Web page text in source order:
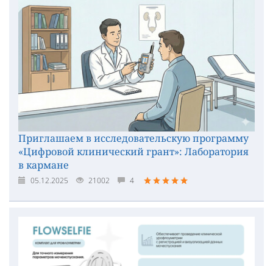
Приглашаем в исследовательскую программу
«Цифровой клинический грант»: Лаборатория
в кармане
05.12.2025 21002 4